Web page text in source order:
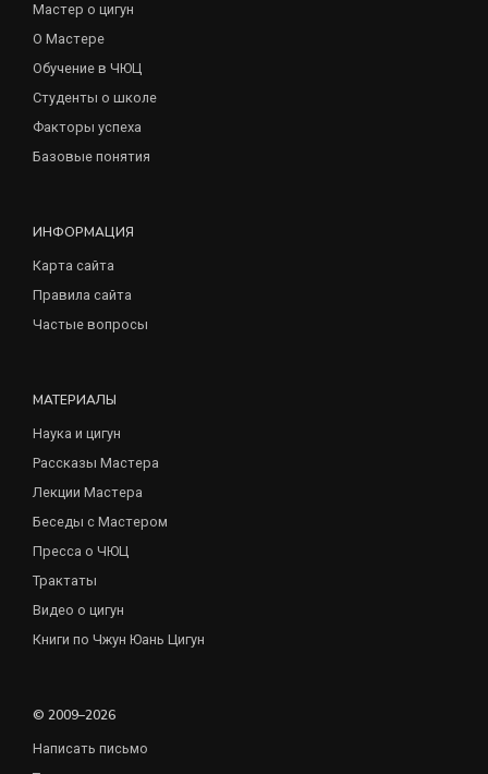
Мастер о цигун
О Мастере
Обучение в ЧЮЦ
Студенты о школе
Факторы успеха
Базовые понятия
ИНФОРМАЦИЯ
Карта сайта
Правила сайта
Частые вопросы
МАТЕРИАЛЫ
Наука и цигун
Рассказы Мастера
Лекции Мастера
Беседы с Мастером
Пресса о ЧЮЦ
Трактаты
Видео о цигун
Книги по Чжун Юань Цигун
© 2009–2026
Написать письмо